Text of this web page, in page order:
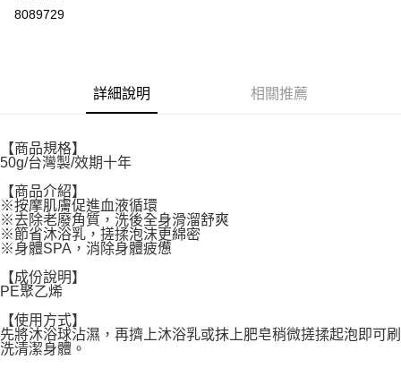
付款後全家取貨
每筆NT$60，滿NT$599(含以上)免運費
每筆NT$60，滿NT$599(含以上)免運費
宅配
每筆NT$120，滿NT$1,999(含以上)免運費
8089729
詳細說明 相關推薦
【商品規格】
50g/台灣製/效期十年
【商品介紹】
※按摩肌膚促進血液循環
※去除老廢角質，洗後全身滑溜舒爽
※節省沐浴乳，搓揉泡沫更綿密
※身體SPA，消除身體疲憊
【成份說明】
PE聚乙烯
【使用方式】
先將沐浴球沾濕，再擠上沐浴乳或抹上肥皂稍微搓揉起泡即可刷
洗清潔身體。